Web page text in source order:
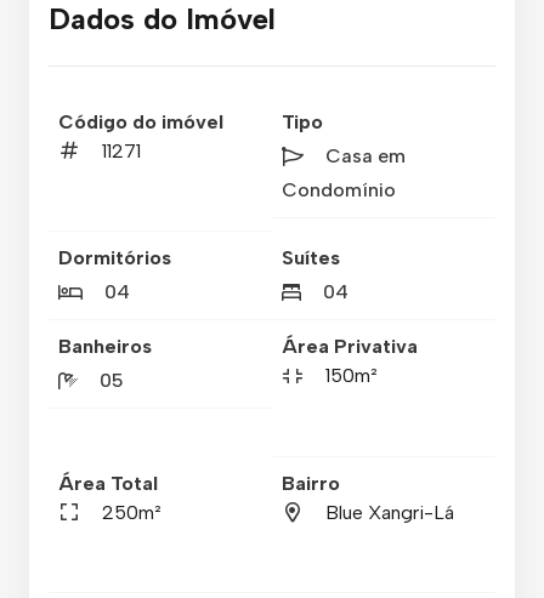
Dados do Imóvel
Código do imóvel
11271
Tipo
Casa em
Condomínio
Dormitórios
04
Suítes
04
Banheiros
05
Área Privativa
150m²
Área Total
250m²
Bairro
Blue Xangri-Lá